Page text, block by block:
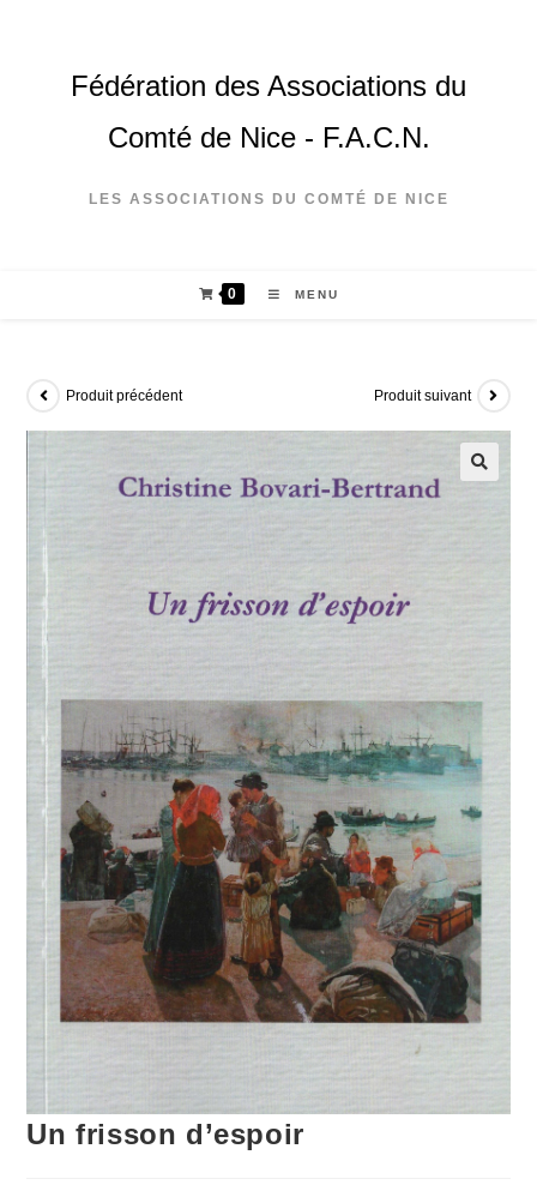
Fédération des Associations du
Comté de Nice - F.A.C.N.
LES ASSOCIATIONS DU COMTÉ DE NICE
0 MENU
Produit précédent Produit suivant
Un frisson d’espoir